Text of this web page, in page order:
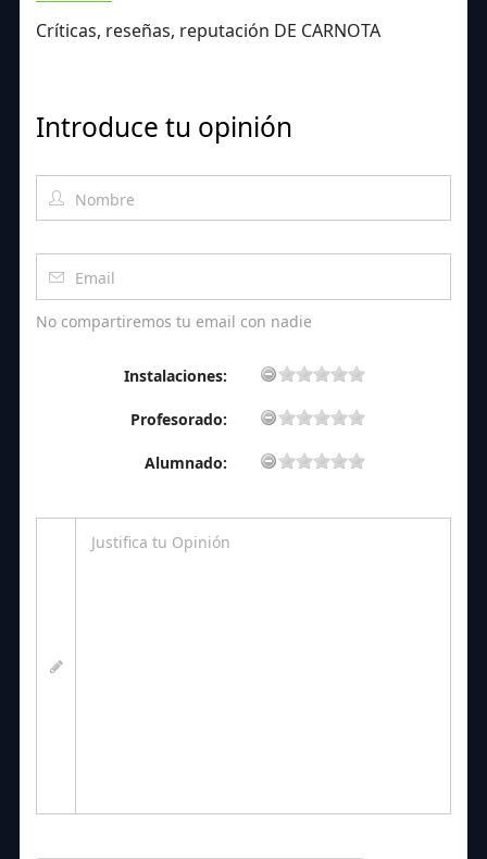
Críticas, reseñas, reputación DE CARNOTA
Introduce tu opinión
No compartiremos tu email con nadie
Instalaciones:
Profesorado:
Alumnado: